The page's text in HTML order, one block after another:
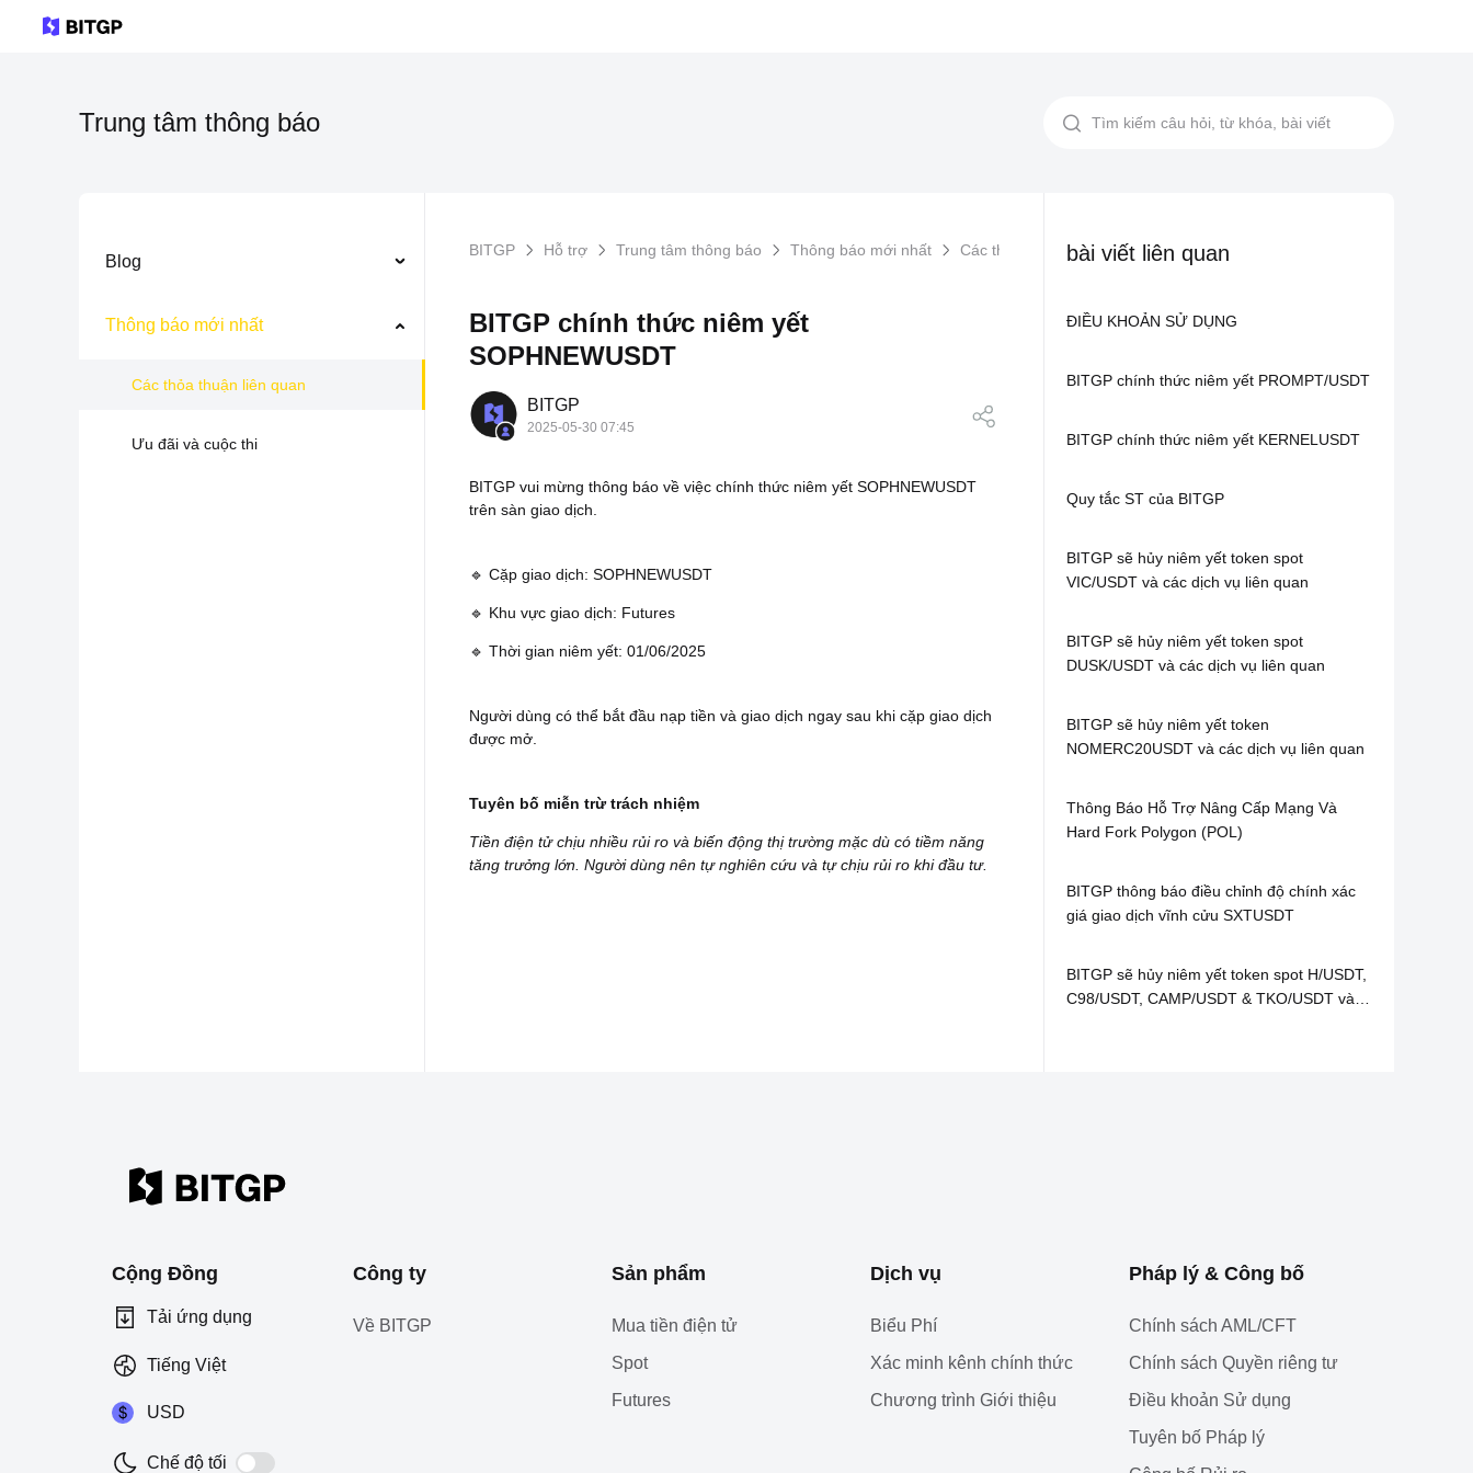
Trung tâm thông báo
Blog
Thông báo mới nhất
Các thỏa thuận liên quan
Ưu đãi và cuộc thi
BITGP Hỗ trợ Trung tâm thông báo Thông báo mới nhất Các thỏa thuận liên quan BITGP chính thức niêm yết SOPHNEWUSDT
BITGP chính thức niêm yết
SOPHNEWUSDT
BITGP
2025-05-30 07:45
BITGP vui mừng thông báo về việc chính thức niêm yết SOPHNEWUSDT
trên sàn giao dịch.
🔹 Cặp giao dịch: SOPHNEWUSDT
🔹 Khu vực giao dịch: Futures
🔹 Thời gian niêm yết: 01/06/2025
Người dùng có thể bắt đầu nạp tiền và giao dịch ngay sau khi cặp giao dịch
được mở.
Tuyên bố miễn trừ trách nhiệm
Tiền điện tử chịu nhiều rủi ro và biến động thị trường mặc dù có tiềm năng
tăng trưởng lớn. Người dùng nên tự nghiên cứu và tự chịu rủi ro khi đầu tư.
bài viết liên quan
ĐIỀU KHOẢN SỬ DỤNG
BITGP chính thức niêm yết PROMPT/USDT
BITGP chính thức niêm yết KERNELUSDT
Quy tắc ST của BITGP
BITGP sẽ hủy niêm yết token spot
VIC/USDT và các dịch vụ liên quan
BITGP sẽ hủy niêm yết token spot
DUSK/USDT và các dịch vụ liên quan
BITGP sẽ hủy niêm yết token
NOMERC20USDT và các dịch vụ liên quan
Thông Báo Hỗ Trợ Nâng Cấp Mạng Và
Hard Fork Polygon (POL)
BITGP thông báo điều chỉnh độ chính xác
giá giao dịch vĩnh cửu SXTUSDT
BITGP sẽ hủy niêm yết token spot H/USDT,
C98/USDT, CAMP/USDT & TKO/USDT và
Cộng Đồng
Tải ứng dụng
Tiếng Việt
USD
Chế độ tối
Công ty
Về BITGP
Sản phẩm
Mua tiền điện tử
Spot
Futures
Dịch vụ
Biểu Phí
Xác minh kênh chính thức
Chương trình Giới thiệu
Pháp lý & Công bố
Chính sách AML/CFT
Chính sách Quyền riêng tư
Điều khoản Sử dụng
Tuyên bố Pháp lý